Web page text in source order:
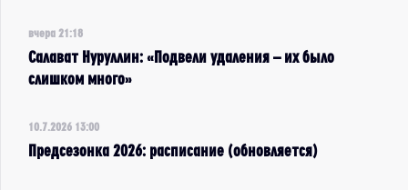
вчера 21:18
Салават Нуруллин: «Подвели удаления – их было
слишком много»
10.7.2026 13:00
Предсезонка 2026: расписание (обновляется)